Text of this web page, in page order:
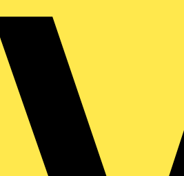
Stecksockel. Steuerstromkreis und
getrennt.
in den Warenkorb legen, um